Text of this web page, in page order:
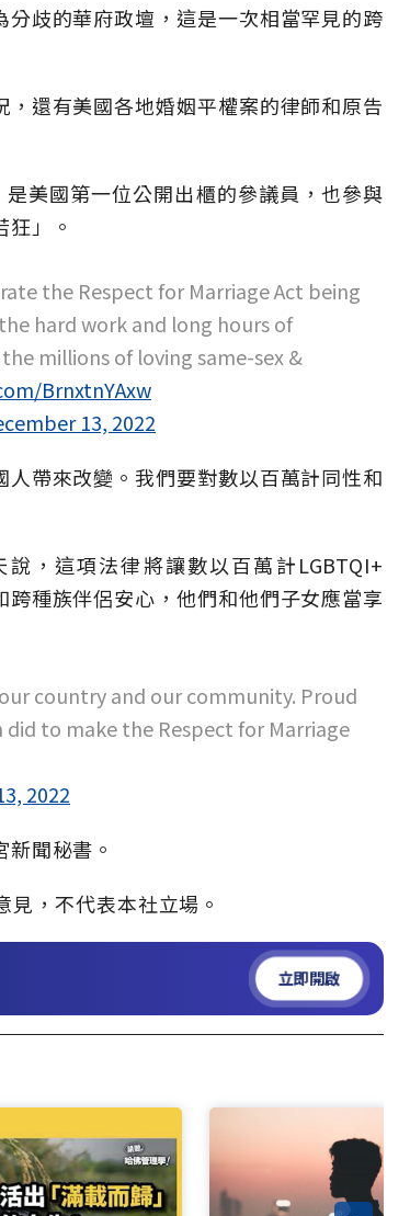
歧的華府政壇，這是一次相當罕見的跨
還有美國各地婚姻平權案的律師和原告
美國第一位公開出櫃的參議員，也參與
」。
the Respect for Marriage Act being
hard work and long hours of
millions of loving same-sex &
BrnxtnYAxw
13, 2022
帶來改變。我們要對數以百萬計同性和
，這項法律將讓數以百萬計LGBTQI+
跨種族伴侶安心，他們和他們子女應當享
country and our community. Proud
to make the Respect for Marriage
2022
聞秘書。
見，不代表本社立場。
立即開啟